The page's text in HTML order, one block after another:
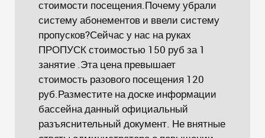
стоимости посещения.Почему убрали
систему абонементов и ввели систему
пропусков?Сейчас у нас на руках
ПРОПУСК стоимостью 150 руб за 1
занятие .Эта цена превышает
стоимость разового посещения 120
руб.Разместите на доске информации
бассейна данный официальный
разъяснительный документ. Не внятные